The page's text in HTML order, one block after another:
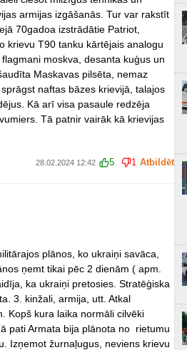
armijas izgāšanās. Tur var rakstīt
70gadoa izstrādātie Patriot,
krievu T90 tanku kārtējais analogu
moskva, desanta kuģus un
Maskavas pilsēta, nemaz
naftas bāzes krievijā, talajos
Kā arī visa pasaule redzēja
Tā patnir vairāk kā krievijas
28.02.2024 12:42 5 1 Atbildēt
plānos, ko ukraiņi savāca,
ņemt tikai pēc 2 dienām ( apm.
ka ukraiņi pretosies. Stratēģiska
3. kinžali, armija, utt. Atkal
Kopš kura laika normāli cilvēki
pati Armata bija plānota no rietumu
Izņemot žurnaļugus, neviens krievu